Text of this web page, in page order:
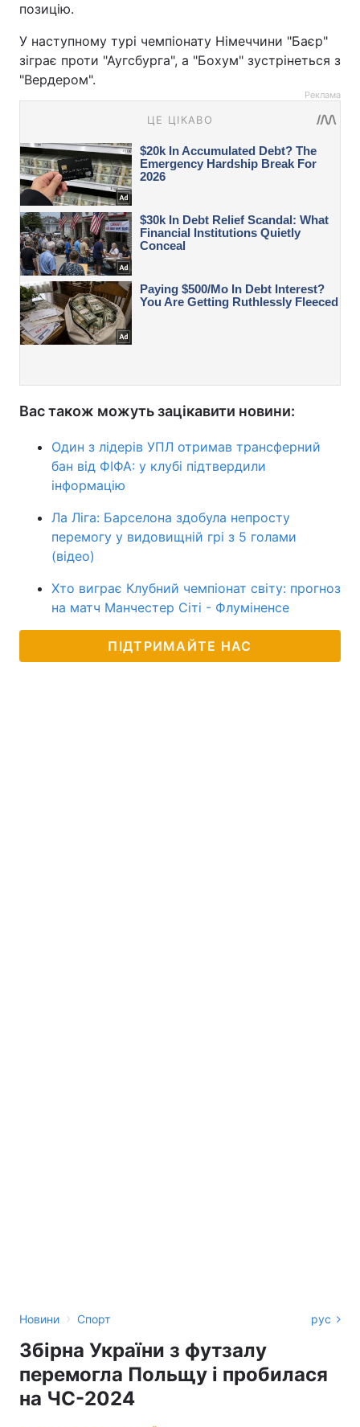
позицію.
У наступному турі чемпіонату Німеччини "Баєр"
зіграє проти "Аугсбурга", а "Бохум" зустрінеться з
"Вердером".
Реклама
Вас також можуть зацікавити новини:
Один з лідерів УПЛ отримав трансферний
бан від ФІФА: у клубі підтвердили
інформацію
Ла Ліга: Барселона здобула непросту
перемогу у видовищній грі з 5 голами
(відео)
Хто виграє Клубний чемпіонат світу: прогноз
на матч Манчестер Сіті - Флуміненсе
ПІДТРИМАЙТЕ НАС
Новини › Спорт рус
Збірна України з футзалу
перемогла Польщу і пробилася
на ЧС-2024